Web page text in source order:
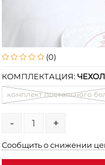
(0)
КОМПЛЕКТАЦИЯ:
комплект постельного
- +
Сообщить о снижении